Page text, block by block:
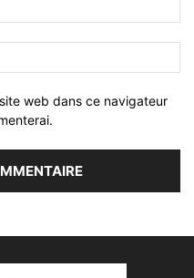
web dans ce navigateur